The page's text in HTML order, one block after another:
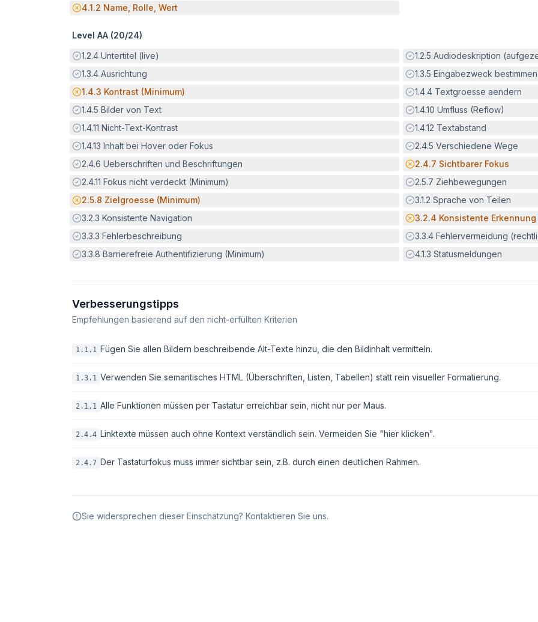
Potenzielle Barriere:
4.1.2 Name, Rolle, Wert
Level AA (20/24)
Erfüllt:
1.2.4 Untertitel (live) Erfüllt:
1.2.5 Audiodeskription
Erfüllt:
1.3.4 Ausrichtung Erfüllt:
1.3.5 Eingabezweck bestimmen
Potenzielle Barriere:
1.4.3 Kontrast (Minimum) Erfüllt:
1.4.4 Textgroesse aendern
Erfüllt:
1.4.5 Bilder von Text Erfüllt:
1.4.10 Umfluss (Reflow)
Erfüllt:
1.4.11 Nicht-Text-Kontrast Erfüllt:
1.4.12 Textabstand
Erfüllt:
1.4.13 Inhalt bei Hover oder Fokus Erfüllt:
2.4.5 Verschiedene Wege
Erfüllt:
2.4.6 Ueberschriften und Beschriftungen Potenzielle Barriere:
2.4.7 Sichtbarer Fokus
Erfüllt:
2.4.11 Fokus nicht verdeckt (Minimum) Erfüllt:
2.5.7 Ziehbewegungen
Potenzielle Barriere:
2.5.8 Zielgroesse (Minimum) Erfüllt:
3.1.2 Sprache von Teilen
Erfüllt:
3.2.3 Konsistente Navigation Potenzielle Barriere:
3.2.4 Konsistente Erkennung
Erfüllt:
3.3.3 Fehlerbeschreibung Erfüllt:
3.3.4 Fehlervermeidung
Erfüllt:
3.3.8 Barrierefreie Authentifizierung (Minimum) Erfüllt:
4.1.3 Statusmeldungen
Verbesserungstipps
Empfehlungen basierend auf den nicht-erfüllten Kriterien
1.1.1 Fügen Sie allen Bildern beschreibende Alt-Texte hinzu, die den Bildinhalt vermitteln.
1.3.1 Verwenden Sie semantisches HTML (Überschriften, Listen, Tabellen) statt rein visueller Formatierung.
2.1.1 Alle Funktionen müssen per Tastatur erreichbar sein, nicht nur per Maus.
2.4.4 Linktexte müssen auch ohne Kontext verständlich sein. Vermeiden Sie "hier klicken".
2.4.7 Der Tastaturfokus muss immer sichtbar sein, z.B. durch einen deutlichen Rahmen.
Sie widersprechen dieser Einschätzung? Kontaktieren Sie uns.